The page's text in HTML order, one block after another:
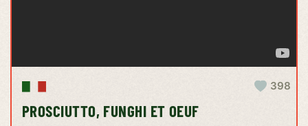
PROSCIUTTO, FUNGHI ET OEUF
398